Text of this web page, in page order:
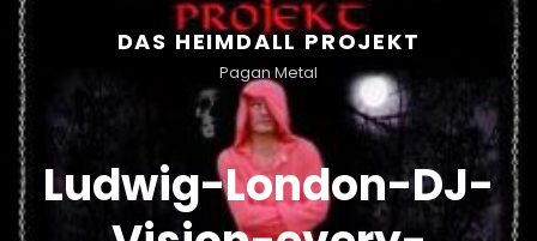
DAS HEIMDALL PROJEKT
Pagan Metal
Ludwig-London-DJ-